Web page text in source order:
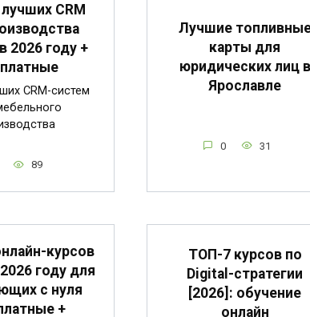
CRM
2026 году +
CRM-систем
89
Лучшие
карты для
юридических лиц в
Ярославле
0 31
курсов
году для
с нуля
+
ТОП-7 курсов по
Digital-стратегии
[2026]: обучение
онлайн